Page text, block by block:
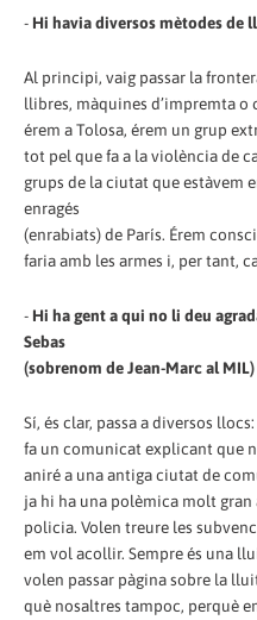
- Hi havia diversos mètodes de
Al principi, vaig passar la
llibres, màquines d’impremta o
érem a Tolosa, érem un grup
tot pel que fa a la violència de
grups de la ciutat que estàvem
enragés
(enrabiats) de París. Érem
faria amb les armes i, per tant,
- Hi ha gent a qui no li deu
Sebas
(sobrenom de Jean-Marc al
Sí, és clar, passa a diversos
fa un comunicat explicant que
aniré a una antiga ciutat de
ja hi ha una polèmica molt gran
policia. Volen treure les
em vol acollir. Sempre és una
volen passar pàgina sobre la
què nosaltres tampoc, perquè